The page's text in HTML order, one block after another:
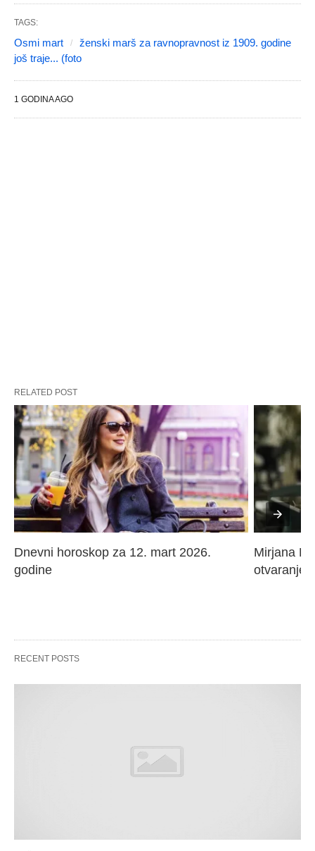
TAGS:
Osmi mart
ženski marš za ravnopravnost iz 1909. godine
još traje... (foto
1 GODINA AGO
RELATED POST
Dnevni horoskop za 12. mart 2026.
godine
Mirjana
otvaranje
RECENT POSTS